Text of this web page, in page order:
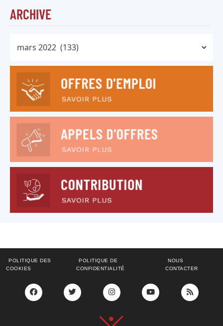
ARCHIVE
POLITIQUE DES
COOKIES
POLITIQUE DE
CONFIDENTIALITÉ
NOUS
CONTACTER